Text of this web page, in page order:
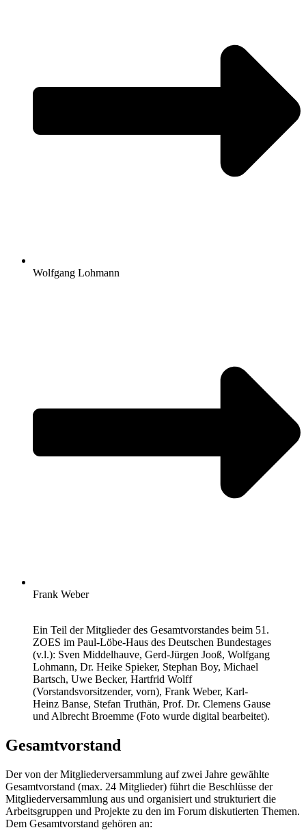
Wolfgang Lohmann
Frank Weber
Ein Teil der Mitglieder des Gesamtvorstandes beim 51.
ZOES im Paul-Löbe-Haus des Deutschen Bundestages
(v.l.): Sven Middelhauve, Gerd-Jürgen Jooß, Wolfgang
Lohmann, Dr. Heike Spieker, Stephan Boy, Michael
Bartsch, Uwe Becker, Hartfrid Wolff
(Vorstandsvorsitzender, vorn), Frank Weber, Karl-
Heinz Banse, Stefan Truthän, Prof. Dr. Clemens Gause
und Albrecht Broemme (Foto wurde digital bearbeitet).
Gesamtvorstand
Der von der Mitgliederversammlung auf zwei Jahre gewählte
Gesamtvorstand (max. 24 Mitglieder) führt die Beschlüsse der
Mitgliederversammlung aus und organisiert und strukturiert die
Arbeitsgruppen und Projekte zu den im Forum diskutierten Themen.
Dem Gesamtvorstand gehören an: